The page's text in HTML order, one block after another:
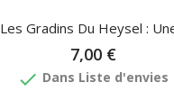
Les Gradins Du Heysel :
7,00 €
done Dans Liste d'envies